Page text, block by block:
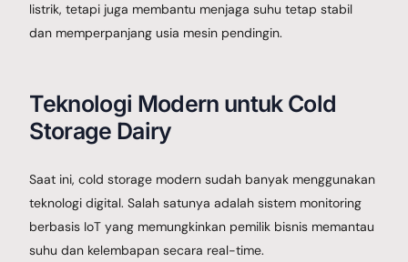
listrik, tetapi juga membantu menjaga suhu tetap stabil
dan memperpanjang usia mesin pendingin.
Teknologi Modern untuk Cold
Storage Dairy
Saat ini, cold storage modern sudah banyak menggunakan
teknologi digital. Salah satunya adalah sistem monitoring
berbasis IoT yang memungkinkan pemilik bisnis memantau
suhu dan kelembapan secara real-time.